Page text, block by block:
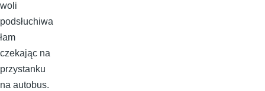
woli
podsłuchiwa
łam
czekając na
przystanku
na autobus.